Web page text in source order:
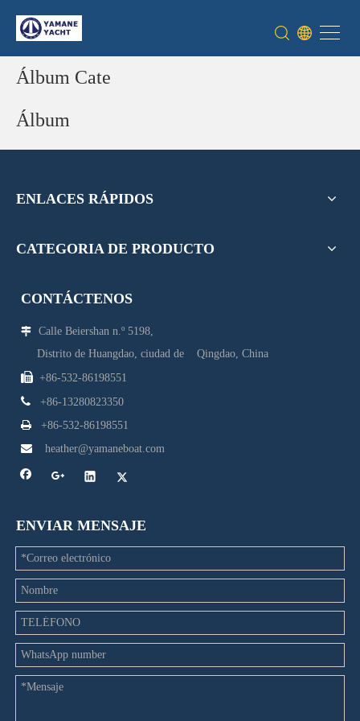
Álbum Cate
Álbum
ENLACES RÁPIDOS
CATEGORIA DE PRODUCTO
CONTÁCTENOS
 Calle Beiershan n.º 5198,
Distrito de Huangdao, ciudad de Qingdao, China
 +86-532-86198551

+86-13280823350
 +86-532-86198551
 heather@yamaneboat.com
ENVIAR MENSAJE